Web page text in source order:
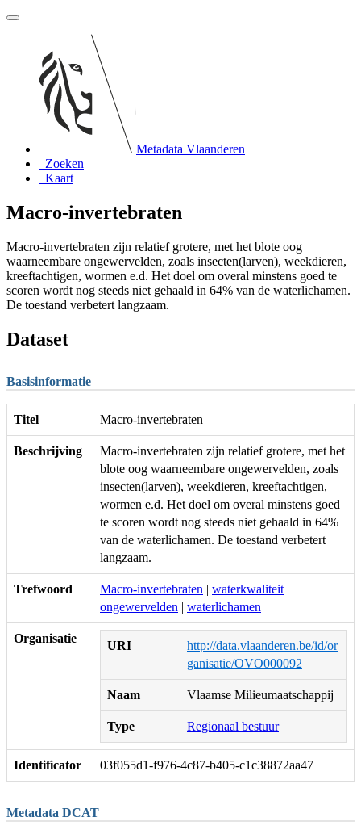
Metadata Vlaanderen
Zoeken
Kaart
Macro-invertebraten
Macro-invertebraten zijn relatief grotere, met het blote oog
waarneembare ongewervelden, zoals insecten(larven), weekdieren,
kreeftachtigen, wormen e.d. Het doel om overal minstens goed te
scoren wordt nog steeds niet gehaald in 64% van de waterlichamen.
De toestand verbetert langzaam.
Dataset
Basisinformatie
Titel Macro-invertebraten
Beschrijving
Macro-invertebraten zijn relatief grotere, met het
blote oog waarneembare ongewervelden, zoals
insecten(larven), weekdieren, kreeftachtigen,
wormen e.d. Het doel om overal minstens goed
te scoren wordt nog steeds niet gehaald in 64%
van de waterlichamen. De toestand verbetert
langzaam.
Trefwoord Macro-invertebraten | waterkwaliteit |
ongewervelden | waterlichamen
Organisatie
URI
http://data.vlaanderen.be/id/or
ganisatie/OVO000092
Naam Vlaamse Milieumaatschappij
Type Regionaal bestuur
Identificator 03f055d1-f976-4c87-b405-c1c38872aa47
Metadata DCAT